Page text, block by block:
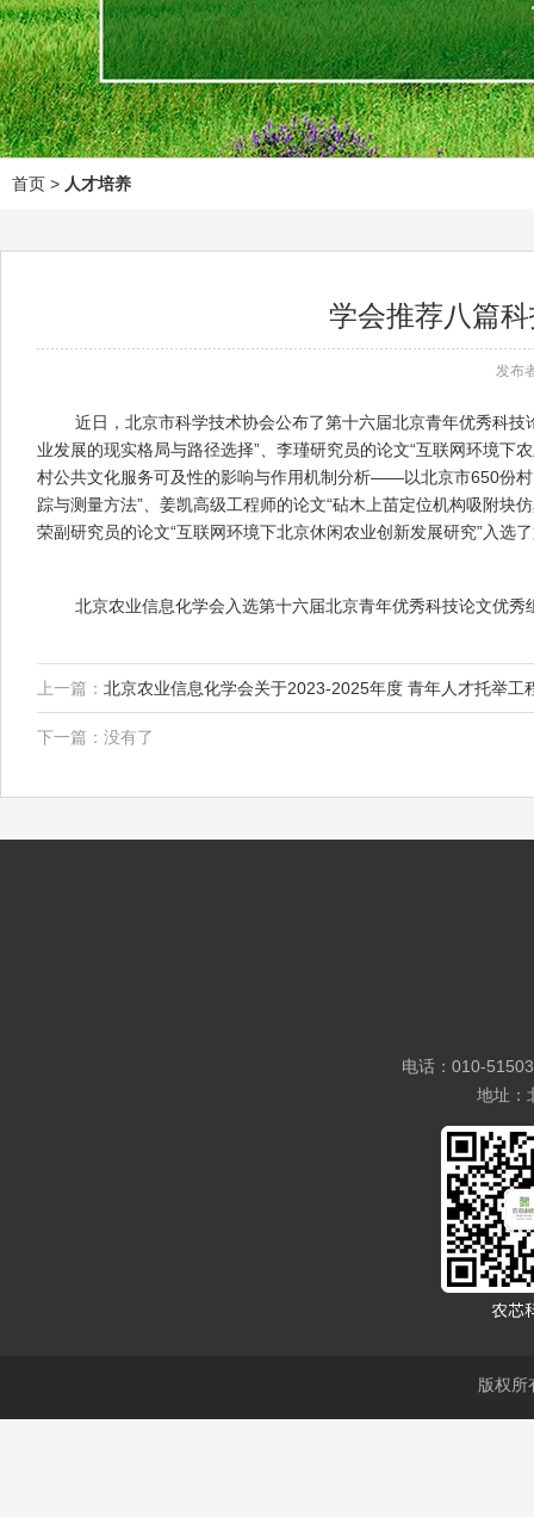
首页 > 人才培养
学会推荐八篇
发布
近日，北京市科学技术协会公布了第十六届北京青年优秀科技
业发展的现实格局与路径选择”、李瑾研究员的论文“互联网环境下
村公共文化服务可及性的影响与作用机制分析——以北京市650份
踪与测量方法”、姜凯高级工程师的论文“砧木上苗定位机构吸附块
荣副研究员的论文“互联网环境下北京休闲农业创新发展研究”入选
北京农业信息化学会入选第十六届北京青年优秀科技论文优秀
上一篇： 北京农业信息化学会关于2023-2025年度 青年人才托举工
下一篇：没有了
电话：010-
地址：
版权